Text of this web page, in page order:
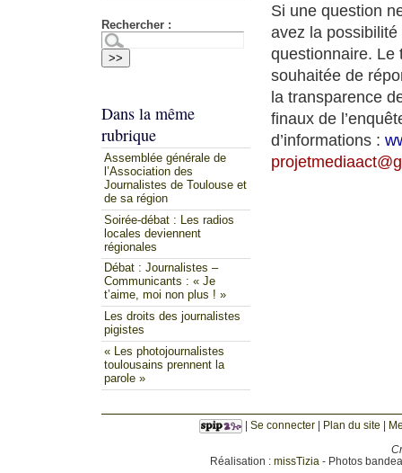
Si une question
avez la
questionnaire. Le
souhaitée de
la transparence
finaux de
d’informations :
projetmediaact@
Rechercher :
Dans la même
rubrique
Assemblée générale de
l’Association des
Journalistes de Toulouse et
de sa région
Soirée-débat : Les radios
locales deviennent
régionales
Débat : Journalistes –
Communicants : « Je
t’aime, moi non plus ! »
Les droits des journalistes
pigistes
« Les photojournalistes
toulousains prennent la
parole »
| Se connecter | Plan du site |
Réalisation : missTizia - Photos